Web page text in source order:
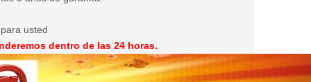
usted
dentro de las 24 horas.